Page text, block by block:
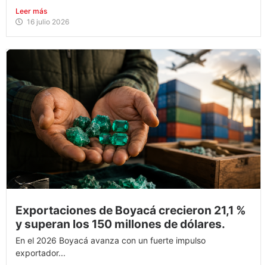
Leer más
16 julio 2026
Exportaciones de Boyacá crecieron 21,1 %
y superan los 150 millones de dólares.
En el 2026 Boyacá avanza con un fuerte impulso
exportador...